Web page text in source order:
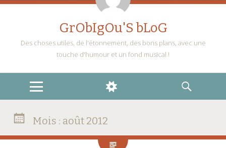
GrObIgOu'S bLoG
Des choses utiles, de l'étonnement, des bons plans, avec une
touche d'humour et un fond musical !
MENU
WIDGETS
RECHERCHE
Mois : août 2012